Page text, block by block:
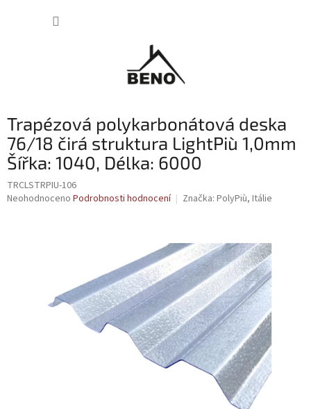
Trapézová polykarbonátová deska
76/18 čirá struktura LightPiù 1,0mm
Šířka: 1040, Délka: 6000
TRCLSTRPIU-106
Průměrné
Neohodnoceno Podrobnosti hodnocení Značka: PolyPiù, Itálie